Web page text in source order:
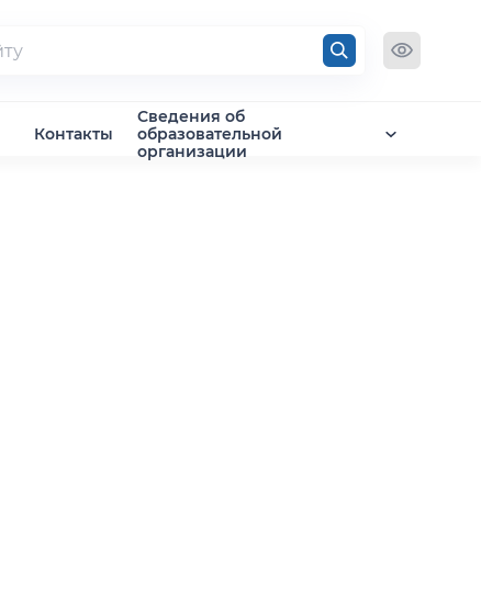
Контакты
Сведения об
образовательной
организации